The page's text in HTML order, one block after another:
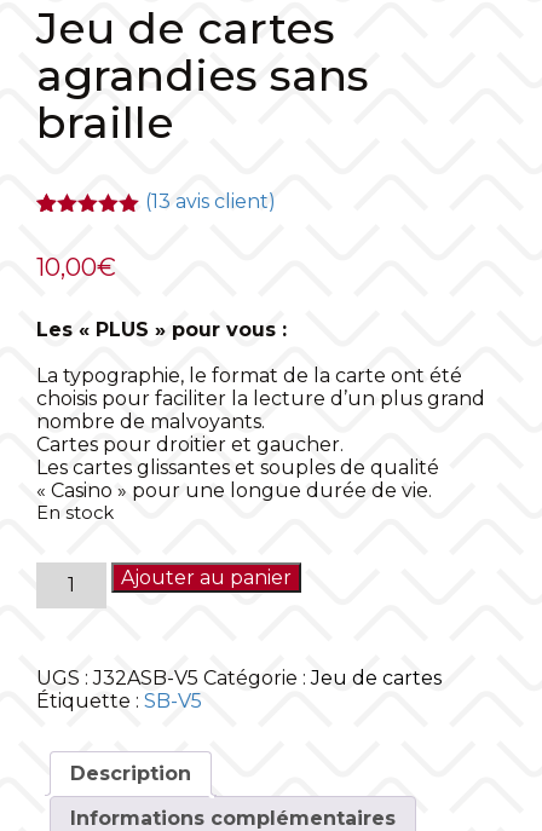
Jeu de cartes
agrandies sans
braille
basé sur
(13 avis client)
10,00€
Les « PLUS » pour vous :
La typographie, le format de la carte ont été
choisis pour faciliter la lecture d’un plus grand
nombre de malvoyants.
Cartes pour droitier et gaucher.
Les cartes glissantes et souples de qualité
« Casino » pour une longue durée de vie.
En stock
QUANTITÉ
JEU
CARTES
AGRANDIES
Ajouter au panier
UGS :J32ASB-V5 Catégorie :Jeu de cartes
Étiquette : SB-V5
Description
Informations complémentaires